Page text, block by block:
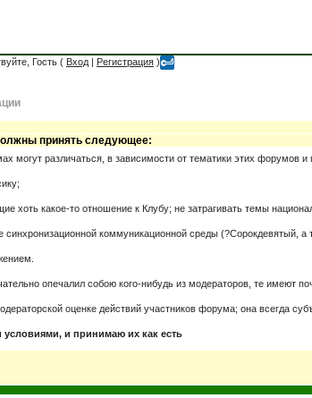
Гость ( Вход | Регистрация )
принять следующее:
могут различаться, в зависимости от тематики этих
хоть какое-то отношение к Клубу; не затрагивать темы
синхронизационной коммуникационной среды
опечалил собою кого-нибудь из модераторов, те имеют
оценке действий участников форума; она всегда
и принимаю их как есть